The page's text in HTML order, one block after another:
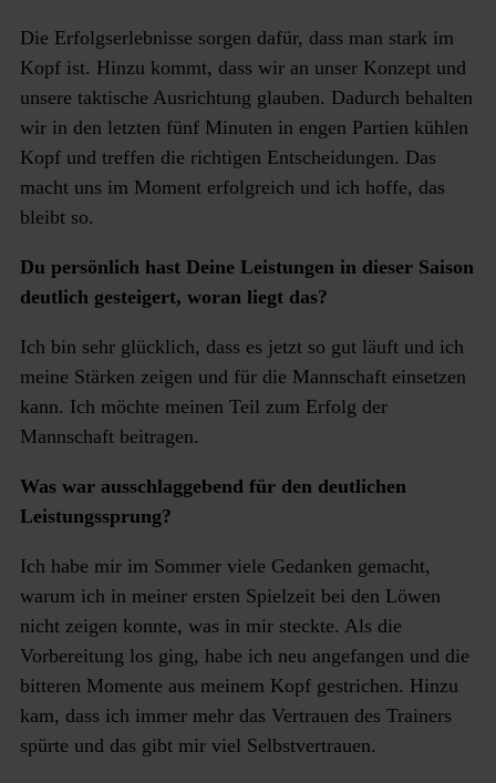
Die Erfolgserlebnisse sorgen dafür, dass man stark im
Kopf ist. Hinzu kommt, dass wir an unser Konzept und
unsere taktische Ausrichtung glauben. Dadurch behalten
wir in den letzten fünf Minuten in engen Partien kühlen
Kopf und treffen die richtigen Entscheidungen. Das
macht uns im Moment erfolgreich und ich hoffe, das
bleibt so.
Du persönlich hast Deine Leistungen in dieser Saison
deutlich gesteigert, woran liegt das?
Ich bin sehr glücklich, dass es jetzt so gut läuft und ich
meine Stärken zeigen und für die Mannschaft einsetzen
kann. Ich möchte meinen Teil zum Erfolg der
Mannschaft beitragen.
Was war ausschlaggebend für den deutlichen
Leistungssprung?
Ich habe mir im Sommer viele Gedanken gemacht,
warum ich in meiner ersten Spielzeit bei den Löwen
nicht zeigen konnte, was in mir steckte. Als die
Vorbereitung los ging, habe ich neu angefangen und die
bitteren Momente aus meinem Kopf gestrichen. Hinzu
kam, dass ich immer mehr das Vertrauen des Trainers
spürte und das gibt mir viel Selbstvertrauen.